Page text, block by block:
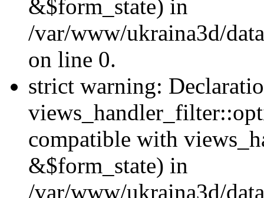
&$form_state) in
/var/www/ukraina3d/
on line 0.
strict warning:
compatible with
&$form_state) in
/var/www/ukraina3d/